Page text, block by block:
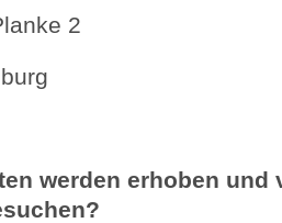
2
werden erhoben und